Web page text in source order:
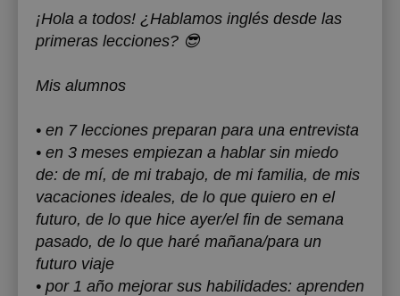
¡Hola a todos! ¿Hablamos inglés desde las
primeras lecciones? 😎
Mis alumnos
‌• en 7 lecciones preparan para una entrevista
• en 3 meses empiezan a hablar sin miedo
de: de mí, de mi trabajo, de mi familia, de mis
vacaciones ideales, de lo que quiero en el
futuro, de lo que hice ayer/el fin de semana
pasado, de lo que haré mañana/para un
futuro viaje
• por 1 año mejorar sus habilidades: aprenden